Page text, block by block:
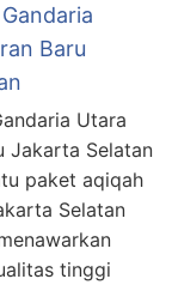
Baru
Utara
Jakarta Selatan
paket aqiqah
Selatan
tinggi